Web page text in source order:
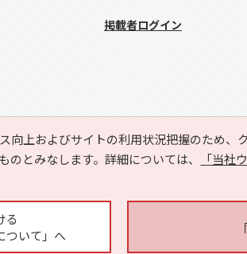
向上およびサイトの利用状況把握のため
とみなします。詳細については、
「当社
る
ついて」へ
掲載者ログイン
Copyright © HYOJITO.Co.,Ltd. All Rights Reserved.